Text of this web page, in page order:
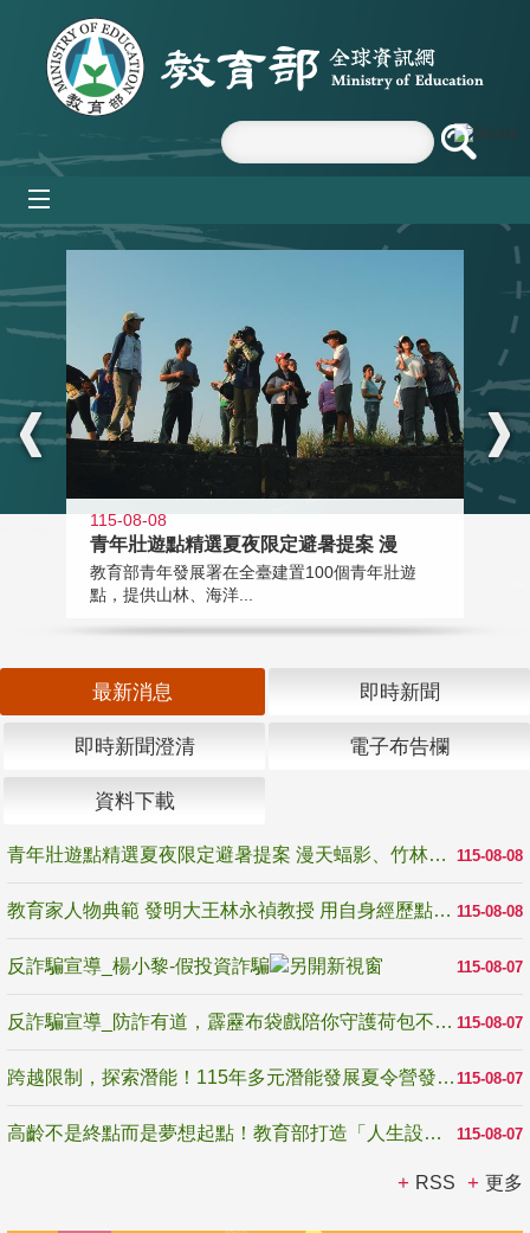
跳到主要內容區塊
:::
115-08-08
青年壯遊點精選夏夜限定避暑提案 漫
教育部青年發展署在全臺建置100個青年壯遊
點，提供山林、海洋...
最新消息 即時新聞
即時新聞澄清 電子布告欄
資料下載
115-08-08
青年壯遊點精選夏夜限定避暑提案 漫天蝠影、竹林尋蛙、茶香夜觀 邀青年暮色出發
115-08-08
教育家人物典範 發明大王林永禎教授 用自身經歷點亮學生的路
115-08-07
反詐騙宣導_楊小黎-假投資詐騙
115-08-07
反詐騙宣導_防詐有道，霹靂布袋戲陪你守護荷包不受騙
115-08-07
跨越限制，探索潛能！115年多元潛能發展夏令營發掘生命無限可能
115-08-07
高齡不是終點而是夢想起點！教育部打造「人生設計夢工場」 參展第3屆高齡健康產業博覽會
RSS 更多